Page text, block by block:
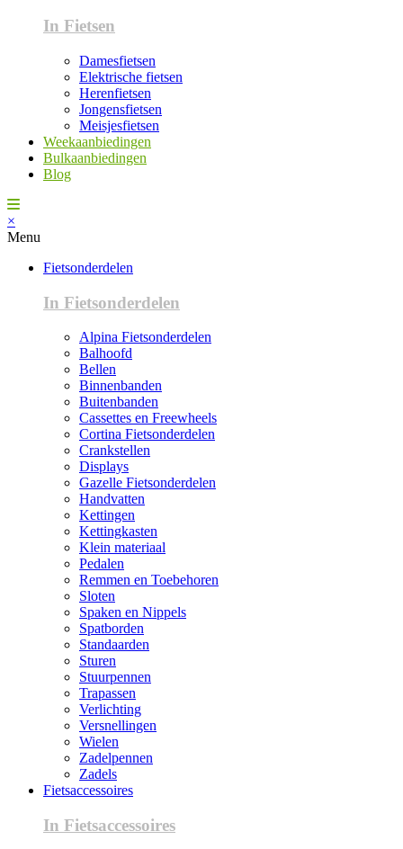
In Fietsen
Damesfietsen
Elektrische fietsen
Herenfietsen
Jongensfietsen
Meisjesfietsen
Weekaanbiedingen
Bulkaanbiedingen
Blog
×
Menu
Fietsonderdelen
In Fietsonderdelen
Alpina Fietsonderdelen
Balhoofd
Bellen
Binnenbanden
Buitenbanden
Cassettes en Freewheels
Cortina Fietsonderdelen
Crankstellen
Displays
Gazelle Fietsonderdelen
Handvatten
Kettingen
Kettingkasten
Klein materiaal
Pedalen
Remmen en Toebehoren
Sloten
Spaken en Nippels
Spatborden
Standaarden
Sturen
Stuurpennen
Trapassen
Verlichting
Versnellingen
Wielen
Zadelpennen
Zadels
Fietsaccessoires
In Fietsaccessoires